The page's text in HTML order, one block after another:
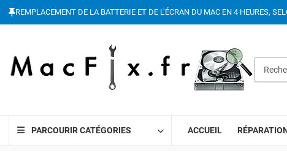
REMPLACEMENT DE LA BATTERIE ET DE L’ÉCRAN DU MAC EN 4 HEURES,
PARCOURIR CATÉGORIES ACCUEIL